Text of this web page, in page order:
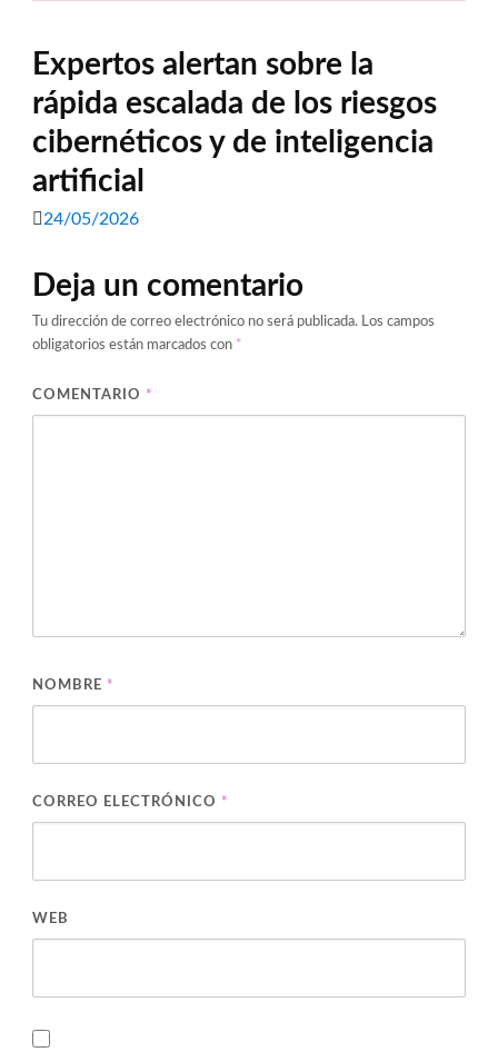
Expertos alertan sobre la
rápida escalada de los riesgos
cibernéticos y de inteligencia
artificial
24/05/2026
Deja un comentario
Tu dirección de correo electrónico no será publicada. Los campos
obligatorios están marcados con *
COMENTARIO *
NOMBRE *
CORREO ELECTRÓNICO *
WEB